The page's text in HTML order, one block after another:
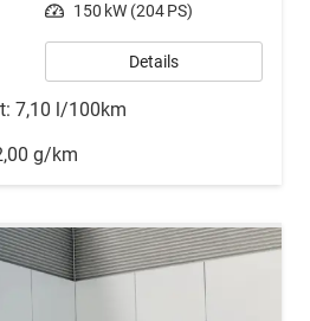
Leistung 150 kW (204 PS)
Details
7,10 l/100km
g/km